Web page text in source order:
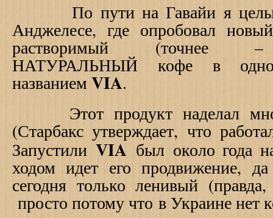
По пути на Гавайи я
Анджелесе, где опробовал
растворимый (точнее –
НАТУРАЛЬНЫЙ кофе в
названием VIA.
Этот продукт наделал
(Старбакс утверждает, что
ЗапустилиVIA был около года
ходом идет его продвижение,
сегодня только ленивый
просто потому что в Украине нет